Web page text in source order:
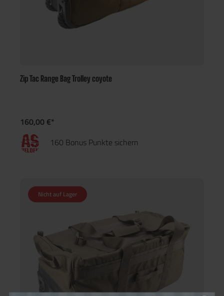
Zip Tac Range Bag Trolley coyote
160,00 €*
160 Bonus Punkte sichern
Nicht auf Lager